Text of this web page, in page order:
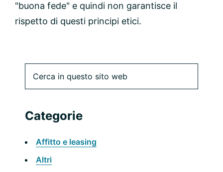
"buona fede" e quindi non garantisce il
rispetto di questi principi etici.
Barra
laterale
primaria
web
Categorie
Affitto e leasing
Altri